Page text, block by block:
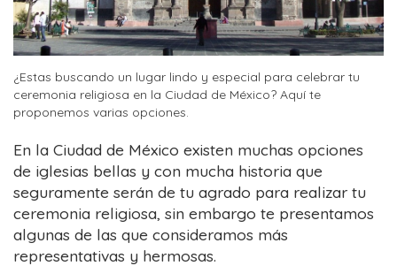
¿Estas buscando un lugar lindo y especial para celebrar tu
ceremonia religiosa en la Ciudad de México? Aquí te
proponemos varias opciones.
En la Ciudad de México existen muchas opciones
de iglesias bellas y con mucha historia que
seguramente serán de tu agrado para realizar tu
ceremonia religiosa, sin embargo te presentamos
algunas de las que consideramos más
representativas y hermosas.